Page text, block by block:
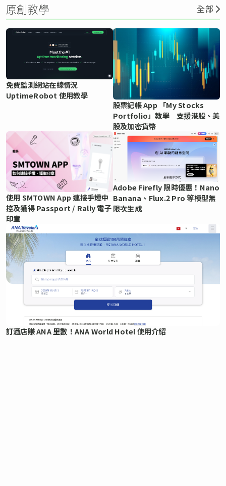
原創教學 全部
免費監測網站在線情況
UptimeRobot 使用教學
股票記帳 App 「My Stocks
Portfolio」教學 支援港股、美
股及加密貨幣
使用 SMTOWN App 連接手燈中
控及獲得 Passport / Rally 電子
印章
Adobe Firefly 限時優惠！Nano
Banana、Flux.2 Pro 等模型無
限次生成
訂酒店賺 ANA 里數！ANA World Hotel 使用介紹